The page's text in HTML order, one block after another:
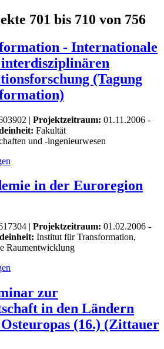
701 bis 710 von 756
- Internationale
(Tagung
| Projektzeitraum: 01.11.2006 -
Fakultät
und -ingenieurwesen
in der Euroregion
| Projektzeitraum: 01.02.2006 -
Institut für Transformation,
Raumentwicklung
zur
in den Ländern
(16.) (Zittauer